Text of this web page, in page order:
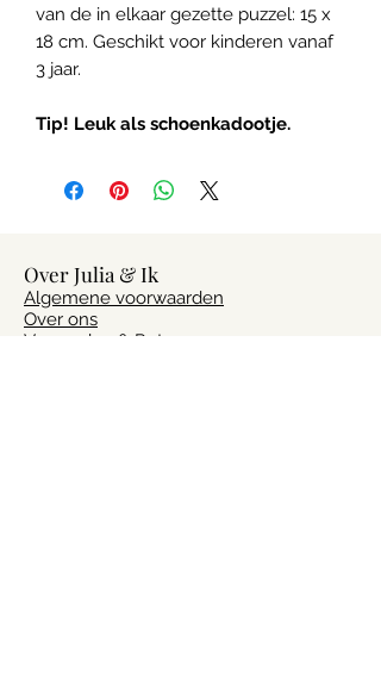
van de in elkaar gezette puzzel: 15 x
18 cm. Geschikt voor kinderen vanaf
3 jaar.
Tip! Leuk als schoenkadootje.
Over Julia & Ik
Algemene voorwaarden
Over ons
Verzenden & Retourneren